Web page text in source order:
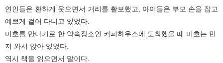
연인들은 환하게 웃으면서 거리를 활보했고, 아이들은 부모 손을 잡고
예쁘게 걸어 다니고 있었다.
미호를 만나기로 한 약속장소인 커피하우스에 도착했을 때 미호는 먼
저 와서 앉아 있었다.
역시 책을 읽으면서 말이다.